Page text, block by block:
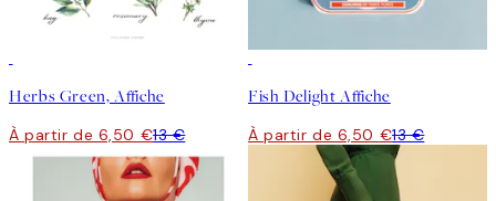
Herbs Green, Affiche
À partir de 6,50 €13 €
Fish Delight Affiche
À partir de 6,50 €13 €